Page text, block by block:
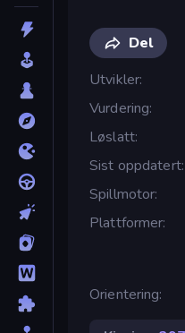
Del
Utvikler
Vurdering
Løslatt
Sist oppdatert
Spillmotor
Plattformer
Orientering